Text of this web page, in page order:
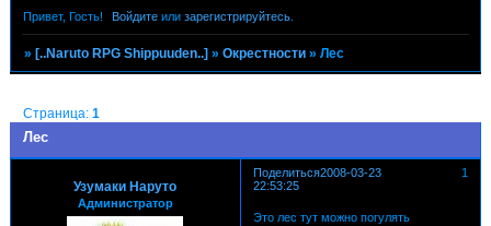
Привет, Гость! Войдите илизарегистрируйтесь
»[..Naruto RPG Shippuuden..] »Окрестности »Лес
Лес
Страница:1
Поделиться 1
2008-03-23
22:53:25
Узумаки Наруто
Администратор
Это лес тут можно погулять